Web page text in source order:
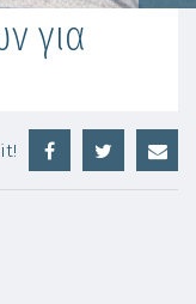
για